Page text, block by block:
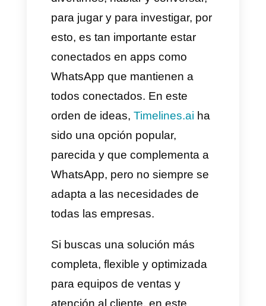
nuestras visas, todos la
usamos, desde las más
grandes empresas hasta las
personas más comunes, la
usamos para comprar, para
divertirnos, hablar y conversar,
para jugar y para investigar, por
esto, es tan importante estar
conectados en apps como
WhatsApp que mantienen a
todos conectados. En este
orden de ideas,Timelines.ai